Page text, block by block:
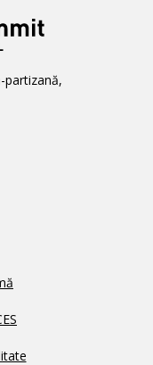
partizană,